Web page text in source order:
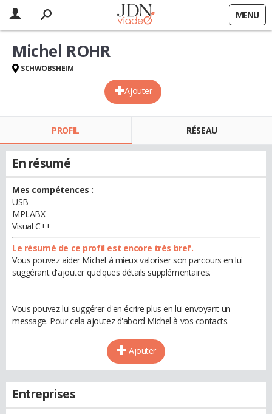
MENU
Ajouter
Michel ROHR
SCHWOBSHEIM
PROFIL RÉSEAU
En résumé
Mes compétences :
USB
MPLABX
Visual C++
Le résumé de ce profil est encore très bref.
Vous pouvez aider Michel à mieux valoriser son parcours en lui
suggérant d'ajouter quelques détails supplémentaires.
Vous pouvez lui suggérer d'en écrire plus en lui envoyant un
message. Pour cela ajoutez d'abord Michel à vos contacts.
Ajouter
Entreprises